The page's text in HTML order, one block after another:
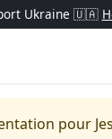
Ukraine 🇺🇦
pour